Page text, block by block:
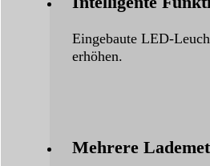
Eingebaute LED-
erhöhen.
Mehrere